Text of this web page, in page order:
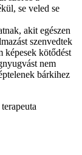
se veled se
akit egészen
szenvedtek
képesek kötődést
nem
bárkihez